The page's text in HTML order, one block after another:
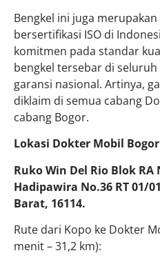
Bengkel ini juga
bersertifikasi ISO di
komitmen pada standar
bengkel tersebar di
garansi nasional. Artinya,
diklaim di semua cabang
cabang Bogor.
Lokasi Dokter Mobil
Ruko Win Del Rio Blok RA
Hadipawira No.36 RT 01/
Barat, 16114.
Rute dari Kopo ke Dokter
menit – 31,2 km):